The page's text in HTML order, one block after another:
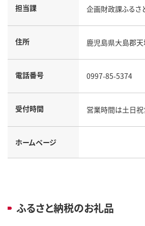
担当課 企画財政課ふるさ
住所 鹿児島県大島郡
電話番号 0997-85-5374
受付時間 営業時間は土日
ホームページ
ふるさと納税のお礼品